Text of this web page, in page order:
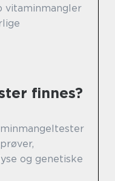
vitaminmangler
finnes?
og genetiske